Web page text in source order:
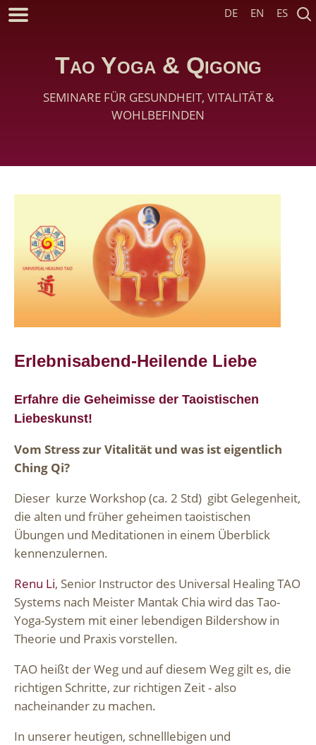
Tao Yoga & Qigong
SEMINARE FÜR GESUNDHEIT, VITALITÄT &
WOHLBEFINDEN
DE EN ES
Erlebnisabend-Heilende Liebe
Erfahre die Geheimisse der Taoistischen
Liebeskunst!
Vom Stress zur Vitalität und was ist eigentlich
Ching Qi?
Dieser kurze Workshop (ca. 2 Std) gibt Gelegenheit,
die alten und früher geheimen taoistischen
Übungen und Meditationen in einem Überblick
kennenzulernen.
Renu Li, Senior Instructor des Universal Healing TAO
Systems nach Meister Mantak Chia wird das Tao-
Yoga-System mit einer lebendigen Bildershow in
Theorie und Praxis vorstellen.
TAO heißt der Weg und auf diesem Weg gilt es, die
richtigen Schritte, zur richtigen Zeit - also
nacheinander zu machen.
In unserer heutigen, schnelllebigen und